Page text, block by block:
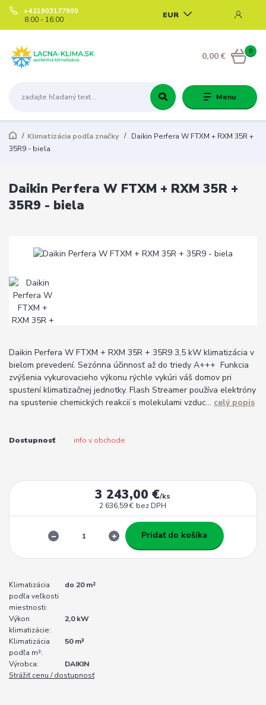
Menu
EUR
+421903177900
8:00 - 16:00
0
0,00 €
Klimatizácia podľa značky
Daikin Perfera W FTXM + RXM 35R +
35R9 - biela
Daikin Perfera W FTXM + RXM 35R +
35R9 - biela
Daikin Perfera W FTXM + RXM 35R + 35R9 3,5 kW klimatizácia v
bielom prevedení. Sezónna účinnosť až do triedy A+++ Funkcia
zvýšenia vykurovacieho výkonu rýchle vykúri váš domov pri
spustení klimatizačnej jednotky. Flash Streamer používa elektróny
na spustenie chemických reakcií s molekulami vzduc... celý popis
Dostupnosť info v obchode
3 243,00 €/ks
2 636,59 € bez DPH
Pridať do košíka
Klimatizácia
podľa veľkosti
miestnosti:
do 20 m²
Výkon
klimatizácie:
2,0 kW
Klimatizácia
podľa m³:
50 m³
Výrobca:
DAIKIN
Strážiť cenu / dostupnosť